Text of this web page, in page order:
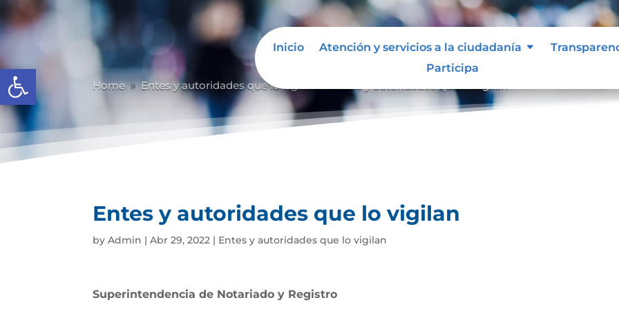
Abrir barra de herramientas
Inicio Atención y servicios a la ciudadanía
Participa
Home 9 Entes y autoridades que lo vigilan
Entes y autoridades que lo vigilan
byAdmin |Abr 29, 2022 | Entes y autoridades que lo vigilan
Superintendencia de Notariado y Registro